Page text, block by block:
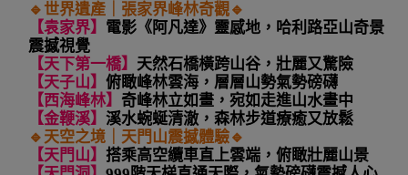
🔹 世界遺產｜張家界峰林奇觀🔹
【袁家界】 電影《阿凡達》靈感地，哈利路亞山奇景
震撼視覺
【天下第一橋】 天然石橋橫跨山谷，壯麗又驚險
【天子山】 俯瞰峰林雲海，層層山勢氣勢磅礴
【西海峰林】 奇峰林立如畫，宛如走進山水畫中
【金鞭溪】 溪水蜿蜒清澈，森林步道療癒又放鬆
🔹 天空之境｜天門山震撼體驗🔹
【天門山】 搭乘高空纜車直上雲端，俯瞰壯麗山景